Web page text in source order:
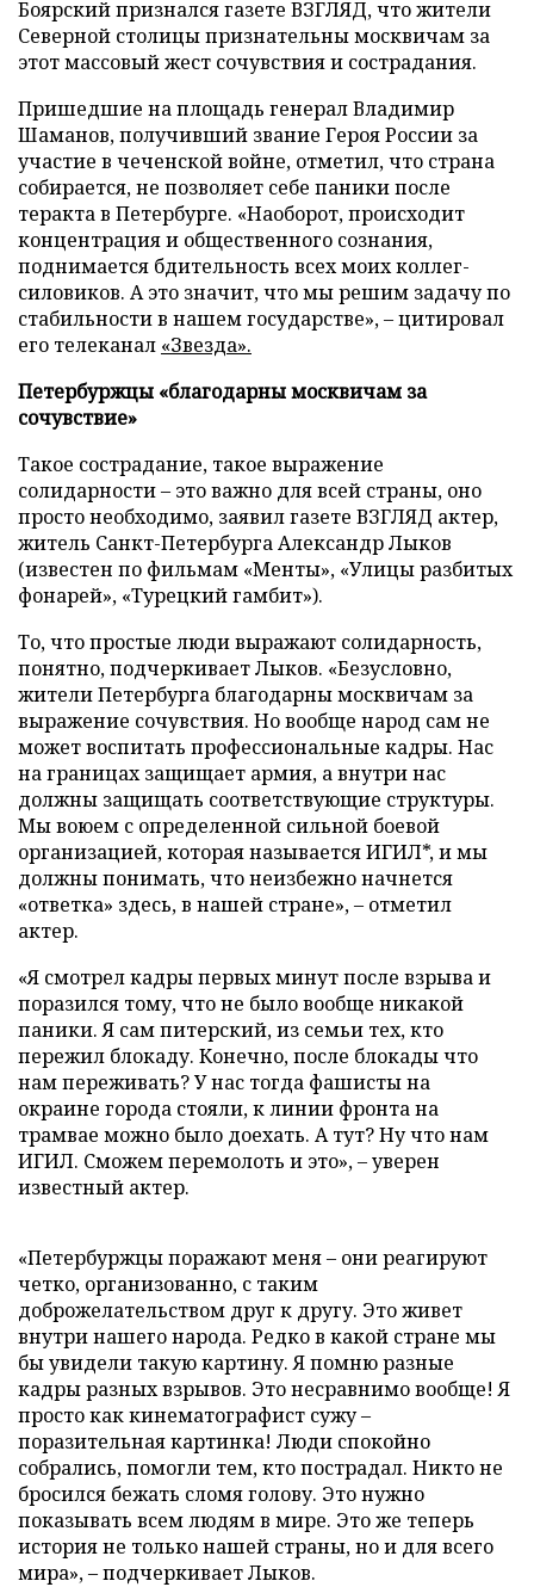
Боярский признался газете ВЗГЛЯД, что жители
Северной столицы признательны москвичам за
этот массовый жест сочувствия и сострадания.
Пришедшие на площадь генерал Владимир
Шаманов, получивший звание Героя России за
участие в чеченской войне, отметил, что страна
собирается, не позволяет себе паники после
теракта в Петербурге. «Наоборот, происходит
концентрация и общественного сознания,
поднимается бдительность всех моих коллег-
силовиков. А это значит, что мы решим задачу по
стабильности в нашем государстве», – цитировал
его телеканал «Звезда».
Петербуржцы «благодарны москвичам за
сочувствие»
Такое сострадание, такое выражение
солидарности – это важно для всей страны, оно
просто необходимо, заявил газете ВЗГЛЯД актер,
житель Санкт-Петербурга Александр Лыков
(известен по фильмам «Менты», «Улицы разбитых
фонарей», «Турецкий гамбит»).
То, что простые люди выражают солидарность,
понятно, подчеркивает Лыков. «Безусловно,
жители Петербурга благодарны москвичам за
выражение сочувствия. Но вообще народ сам не
может воспитать профессиональные кадры. Нас
на границах защищает армия, а внутри нас
должны защищать соответствующие структуры.
Мы воюем с определенной сильной боевой
организацией, которая называется ИГИЛ*, и мы
должны понимать, что неизбежно начнется
«ответка» здесь, в нашей стране», – отметил
актер.
«Я смотрел кадры первых минут после взрыва и
поразился тому, что не было вообще никакой
паники. Я сам питерский, из семьи тех, кто
пережил блокаду. Конечно, после блокады что
нам переживать? У нас тогда фашисты на
окраине города стояли, к линии фронта на
трамвае можно было доехать. А тут? Ну что нам
ИГИЛ. Сможем перемолоть и это», – уверен
известный актер.
«Петербуржцы поражают меня – они реагируют
четко, организованно, с таким
доброжелательством друг к другу. Это живет
внутри нашего народа. Редко в какой стране мы
бы увидели такую картину. Я помню разные
кадры разных взрывов. Это несравнимо вообще! Я
просто как кинематографист сужу –
поразительная картинка! Люди спокойно
собрались, помогли тем, кто пострадал. Никто не
бросился бежать сломя голову. Это нужно
показывать всем людям в мире. Это же теперь
история не только нашей страны, но и для всего
мира», – подчеркивает Лыков.